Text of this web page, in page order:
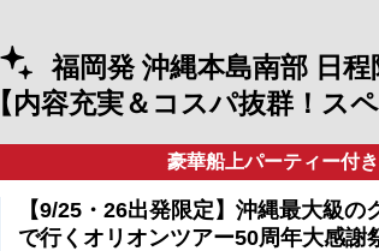
福岡発 沖縄本島南部 日
【内容充実＆コスパ抜群！ス
豪華船上パーティー付き
【9/25・26出発限定】沖縄最大級
で行くオリオンツアー50周年大感謝